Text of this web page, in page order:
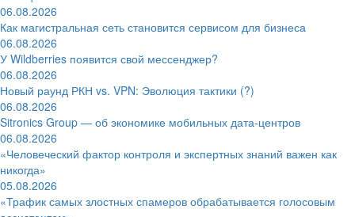
06.08.2026
Как магистральная сеть становится сервисом для бизнеса
06.08.2026
У Wildberries появится свой мессенджер?
06.08.2026
Новый раунд РКН vs. VPN: Эволюция тактики (?)
06.08.2026
Sitronics Group — об экономике мобильных дата-центров
06.08.2026
«Человеческий фактор контроля и экспертных знаний важен как
никогда»
05.08.2026
«Трафик самых злостных спамеров обрабатывается голосовым